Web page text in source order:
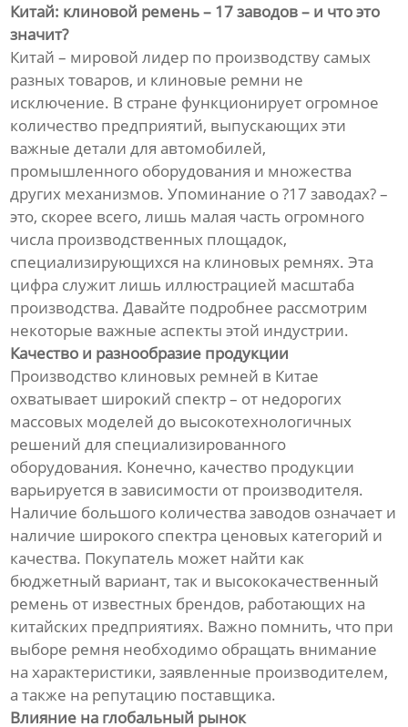
Китай: клиновой ремень – 17 заводов – и что это
значит?
Китай – мировой лидер по производству самых
разных товаров, и клиновые ремни не
исключение. В стране функционирует огромное
количество предприятий, выпускающих эти
важные детали для автомобилей,
промышленного оборудования и множества
других механизмов. Упоминание о ?17 заводах? –
это, скорее всего, лишь малая часть огромного
числа производственных площадок,
специализирующихся на клиновых ремнях. Эта
цифра служит лишь иллюстрацией масштаба
производства. Давайте подробнее рассмотрим
некоторые важные аспекты этой индустрии.
Качество и разнообразие продукции
Производство клиновых ремней в Китае
охватывает широкий спектр – от недорогих
массовых моделей до высокотехнологичных
решений для специализированного
оборудования. Конечно, качество продукции
варьируется в зависимости от производителя.
Наличие большого количества заводов означает и
наличие широкого спектра ценовых категорий и
качества. Покупатель может найти как
бюджетный вариант, так и высококачественный
ремень от известных брендов, работающих на
китайских предприятиях. Важно помнить, что при
выборе ремня необходимо обращать внимание
на характеристики, заявленные производителем,
а также на репутацию поставщика.
Влияние на глобальный рынок